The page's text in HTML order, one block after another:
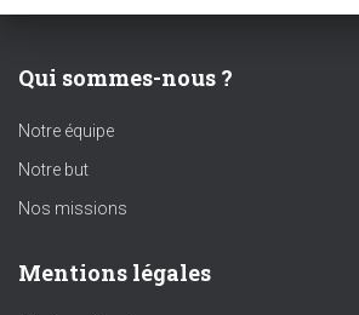
Qui sommes-nous ?
Notre équipe
Notre but
Nos missions
Mentions légales